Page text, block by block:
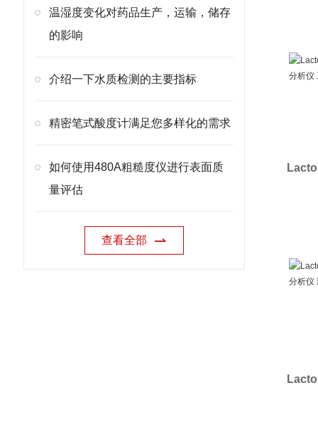
温湿度变化对药品生产，运输，储存
的影响
介绍一下水质检测的主要指标
精密笔式酸度计满足您多样化的需求
如何使用480A粗糙度仪进行表面质
量评估
查看全部